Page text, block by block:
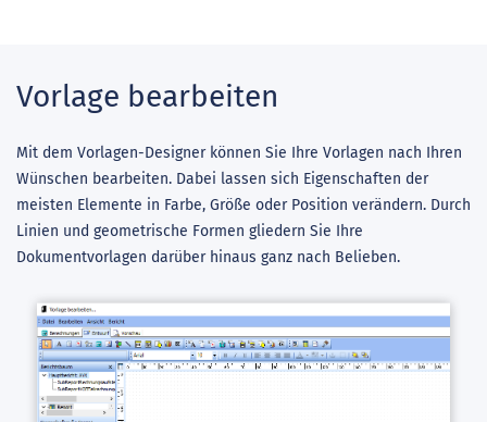
Vorlage bearbeiten
Mit dem Vorlagen-Designer können Sie Ihre Vorlagen nach Ihren
Wünschen bearbeiten. Dabei lassen sich Eigenschaften der
meisten Elemente in Farbe, Größe oder Position verändern. Durch
Linien und geometrische Formen gliedern Sie Ihre
Dokumentvorlagen darüber hinaus ganz nach Belieben.